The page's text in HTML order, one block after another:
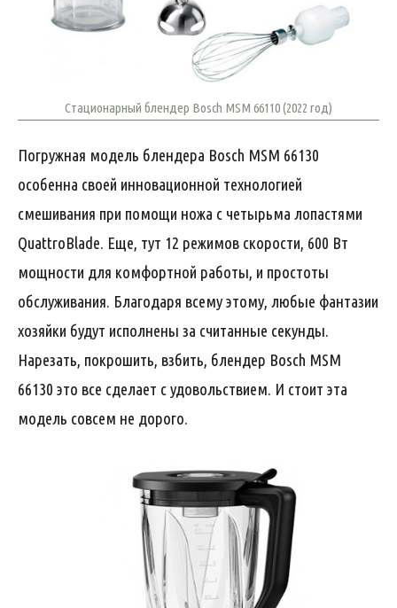
Стационарный блендер Bosch MSM 66110 (2022 год)
Погружная модель блендера Bosch MSM 66130
особенна своей инновационной технологией
смешивания при помощи ножа с четырьма лопастями
QuattroBlade. Еще, тут 12 режимов скорости, 600 Вт
мощности для комфортной работы, и простоты
обслуживания. Благодаря всему этому, любые фантазии
хозяйки будут исполнены за считанные секунды.
Нарезать, покрошить, взбить, блендер Bosch MSM
66130 это все сделает с удовольствием. И стоит эта
модель совсем не дорого.